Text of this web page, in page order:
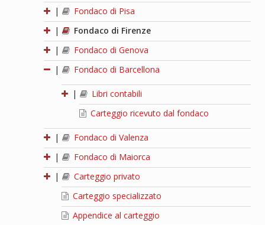
|
Fondaco di Pisa
|
Fondaco di Firenze
|
Fondaco di Genova
|
Fondaco di Barcellona
|
Libri contabili
Carteggio ricevuto dal fondaco
|
Fondaco di Valenza
|
Fondaco di Maiorca
|
Carteggio privato
Carteggio specializzato
Appendice al carteggio